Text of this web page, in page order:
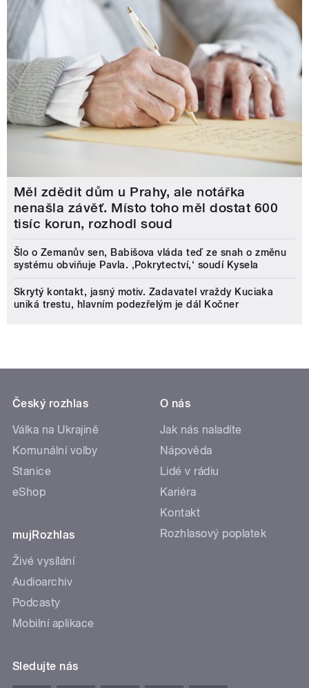
Měl zdědit dům u Prahy, ale notářka
nenašla závěť. Místo toho měl dostat 600
tisíc korun, rozhodl soud
Šlo o Zemanův sen, Babišova vláda teď ze snah o změnu
systému obviňuje Pavla. ‚Pokrytectví,‘ soudí Kysela
Skrytý kontakt, jasný motiv. Zadavatel vraždy Kuciaka
uniká trestu, hlavním podezřelým je dál Kočner
Český rozhlas
Válka na Ukrajině
Komunální volby
Stanice
eShop
mujRozhlas
Živé vysílání
Audioarchiv
Podcasty
Mobilní aplikace
O nás
Jak nás naladíte
Nápověda
Lidé v rádiu
Kariéra
Kontakt
Rozhlasový poplatek
Sledujte nás